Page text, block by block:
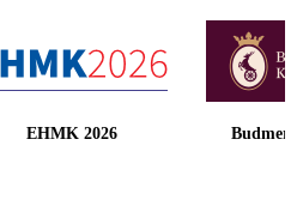
EHMK 2026